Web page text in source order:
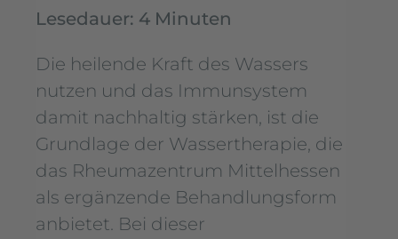
Lesedauer: 4 Minuten
Die heilende Kraft des Wassers
nutzen und das Immunsystem
damit nachhaltig stärken, ist die
Grundlage der Wassertherapie, die
das Rheumazentrum Mittelhessen
als ergänzende Behandlungsform
anbietet. Bei dieser